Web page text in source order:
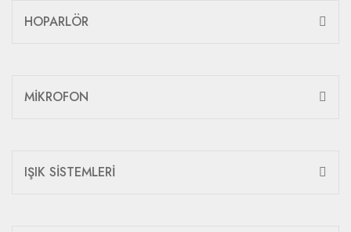
HOPARLÖR
MİKROFON
IŞIK SİSTEMLERİ